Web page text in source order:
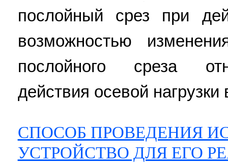
послойный срез при
возможностью
послойного среза
действия осевой
СПОСОБ ПРОВЕДЕНИЯ
УСТРОЙСТВО ДЛЯ ЕГО